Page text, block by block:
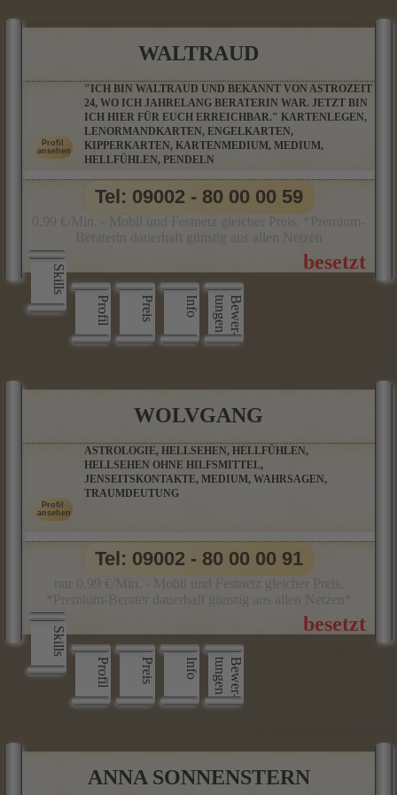
WALTRAUD
"ICH BIN WALTRAUD UND BEKANNT VON ASTROZEIT
24, WO ICH JAHRELANG BERATERIN WAR. JETZT BIN
ICH HIER FÜR EUCH ERREICHBAR." KARTENLEGEN,
LENORMANDKARTEN, ENGELKARTEN,
KIPPERKARTEN, KARTENMEDIUM, MEDIUM,
HELLFÜHLEN, PENDELN
Skills
Profil
Preis Info B
e
w
e
r
­
t
u
n
g
e
n
Tel: 09002 - 80 00 00 59
WOLVGANG
ASTROLOGIE, HELLSEHEN, HELLFÜHLEN,
HELLSEHEN OHNE HILFSMITTEL,
JENSEITSKONTAKTE, MEDIUM, WAHRSAGEN,
TRAUMDEUTUNG
Skills
Profil
Preis Info B
e
w
e
r
­
t
u
n
g
e
n
Tel: 09002 - 80 00 00 91
ANNA SONNENSTERN